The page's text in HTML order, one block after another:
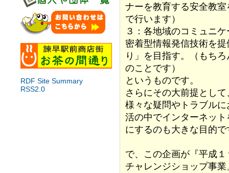
RDF Site Summary
RSS2.0
ナーを教育する安全教
で行います）
３：各地域のコミュニ
密着型情報発信技術を
り」を目指す。（もち
のことです）
というものです。
さらにその大前提とし
様々な疑問やトラブル
活の中でインターネッ
にするのも大きな目的で
で、この企画が『平成
チャレンジショップ事